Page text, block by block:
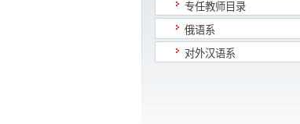
专任教师目录
俄语系
对外汉语系